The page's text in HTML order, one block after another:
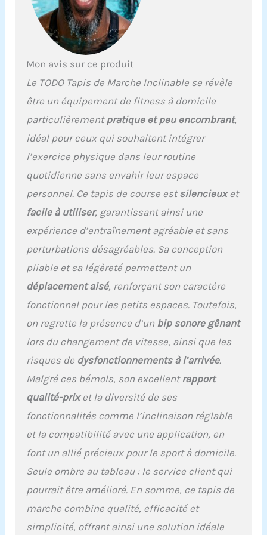
télécommande sans fil
ou l'application Fitshow.
maison ou pour des
séances de perte de
poids plus
professionnelles, vous
pouvez facilement gérer
votre rythme de course.
La télécommande peut se
fixer magnétiquement à
rangement pratique. 3.
[Compacité & Mobilité]
efficace est de 100×38
cm, avec une bande de
course antidérapante à 5
couches. Une fois plié, le
tapis de course ne
Son design compact et
ses roulettes intégrées
et le rangement au
quotidien. 4.[Inclinaison
manuellement
l'inclinaison jusqu'à 10 %.
fréquence cardiaque
atteint rapidement la
combustion des
graisses, vous
permettant de brûler plus
de calories en moins de
temps et d'améliorer
l'efficacité de votre
entraînement. 5.[3.5HP
Moteur Puissant] Notre
Mon avis sur ce produit
Le TODO Tapis de Marche Inclinable se révèle
être un équipement de fitness à domicile
particulièrementpratique et peu encombrant,
idéal pour ceux qui souhaitent intégrer
l’exercice physique dans leur routine
quotidienne sans envahir leur espace
personnel. Ce tapis de course estsilencieuxet
facile à utiliser, garantissant ainsi une
expérience d’entraînement agréable et sans
perturbations désagréables. Sa conception
pliable et sa légèreté permettent un
déplacement aisé, renforçant son caractère
fonctionnel pour les petits espaces. Toutefois,
on regrette la présence d’un bip sonore gênant
lors du changement de vitesse, ainsi que les
risques de dysfonctionnements à l’arrivée.
Malgré ces bémols, son excellentrapport
qualité-prixet la diversité de ses
fonctionnalités comme l’inclinaison réglable
et la compatibilité avec une application, en
font un allié précieux pour le sport à domicile.
Seule ombre au tableau : le service client qui
pourrait être amélioré. En somme, ce tapis de
marche combine qualité, efficacité et
simplicité, offrant ainsi une solution idéale